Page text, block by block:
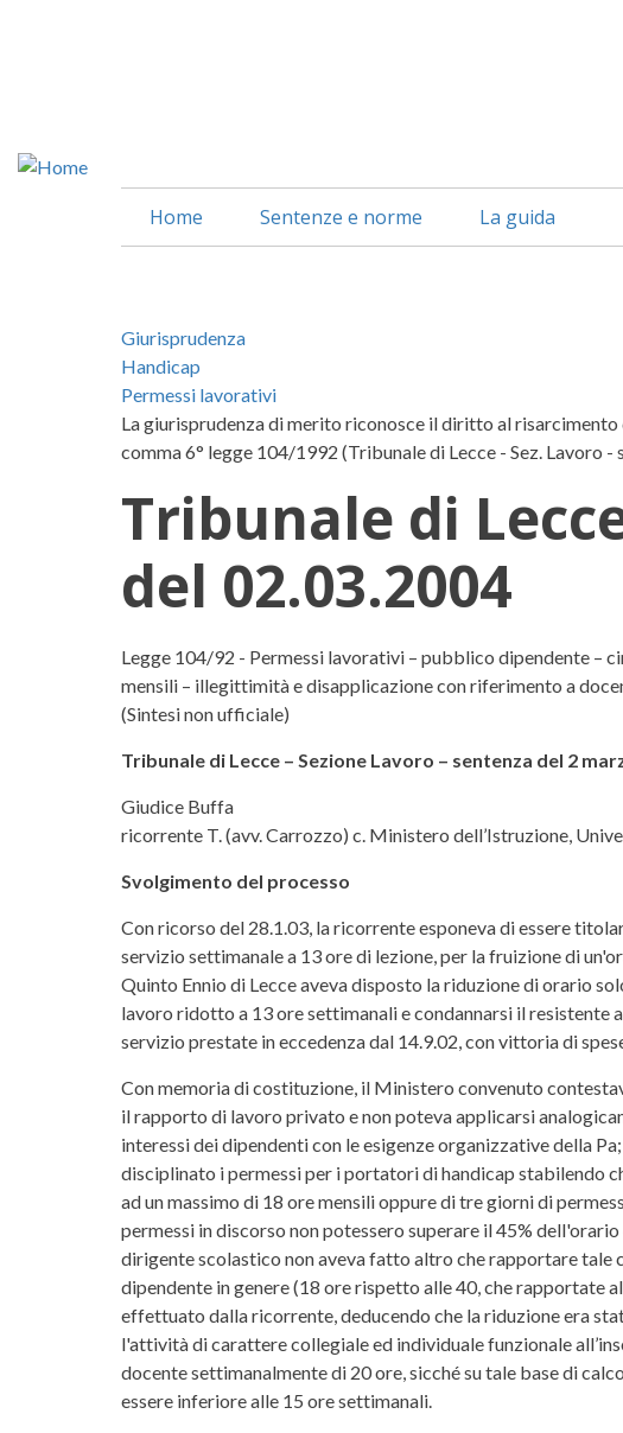
Home Sentenze e norme La guida
Giurisprudenza
Handicap
Permessi lavorativi
La giurisprudenza di merito riconosce il diritto al
comma 6° legge 104/1992 (Tribunale di Lecce - Sez. Lavoro
Tribunale di
del 02.03.2004
Tribunale di Lecce - Sezione
Legge 104/92 - Permessi lavorativi – pubblico dipendente –
mensili – illegittimità e disapplicazione con riferimento a
(Sintesi non ufficiale)
Tribunale di Lecce – Sezione Lavoro – sentenza del 2
Giudice Buffa
ricorrente T. (avv. Carrozzo) c. Ministero dell’Istruzione,
Svolgimento del processo
Con ricorso del 28.1.03, la ricorrente esponeva di essere
servizio settimanale a 13 ore di lezione, per la fruizione di
Quinto Ennio di Lecce aveva disposto la riduzione di orario
lavoro ridotto a 13 ore settimanali e condannarsi il resistente
servizio prestate in eccedenza dal 14.9.02, con vittoria di
Con memoria di costituzione, il Ministero convenuto
il rapporto di lavoro privato e non poteva applicarsi
interessi dei dipendenti con le esigenze organizzative della
disciplinato i permessi per i portatori di handicap stabilendo
ad un massimo di 18 ore mensili oppure di tre giorni di
permessi in discorso non potessero superare il 45%
dirigente scolastico non aveva fatto altro che rapportare
dipendente in genere (18 ore rispetto alle 40, che rapportate
effettuato dalla ricorrente, deducendo che la riduzione era
l'attività di carattere collegiale ed individuale funzionale
docente settimanalmente di 20 ore, sicché su tale base di
essere inferiore alle 15 ore settimanali.